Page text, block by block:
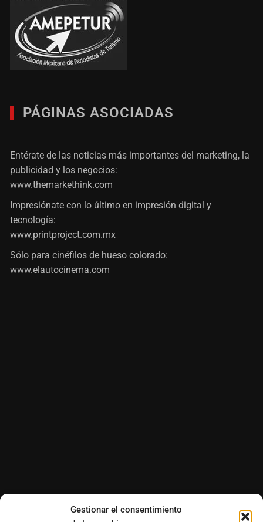
Gestionar el consentimiento
PÁGINAS ASOCIADAS
Entérate de las noticias más importantes del marketing, la
publicidad y los negocios:
www.themarkethink.com
Impresiónate con lo último en impresión digital y
tecnología:
www.printproject.com.mx
Sólo para cinéfilos de hueso colorado:
www.elautocinema.com